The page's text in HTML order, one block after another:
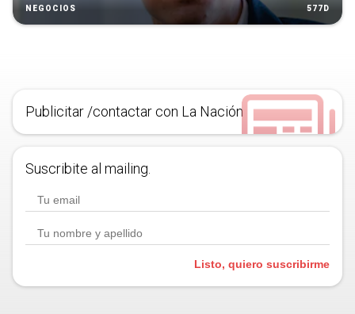
NEGOCIOS 577D
Publicitar /contactar con La Nación
Suscribite al mailing.
Listo, quiero suscribirme